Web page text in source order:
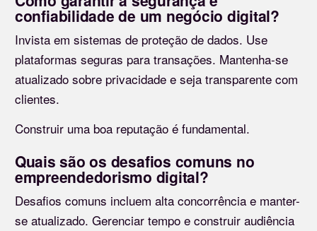
confiabilidade de um negócio digital?
Invista em sistemas de proteção de dados. Use
plataformas seguras para transações. Mantenha-se
atualizado sobre privacidade e seja transparente com
clientes.
Construir uma boa reputação é fundamental.
Quais são os desafios comuns no
empreendedorismo digital?
Desafios comuns incluem alta concorrência e manter-
se atualizado. Gerenciar tempo e construir audiência